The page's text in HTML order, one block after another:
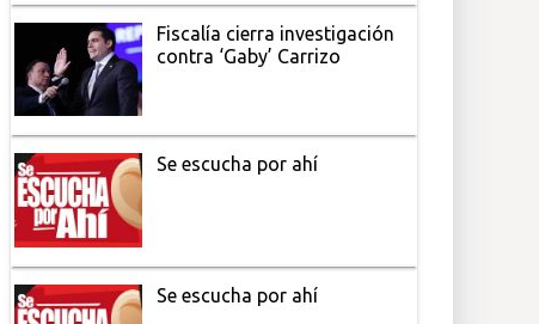
Fiscalía cierra investigación
contra ‘Gaby’ Carrizo
Se escucha por ahí
Se escucha por ahí